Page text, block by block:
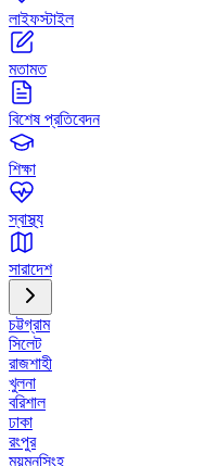
লাইফস্টাইল
মতামত
বিশেষ প্রতিবেদন
শিক্ষা
স্বাস্থ্য
সারাদেশ
চট্টগ্রাম
সিলেট
রাজশাহী
খুলনা
বরিশাল
ঢাকা
রংপুর
ময়মনসিংহ